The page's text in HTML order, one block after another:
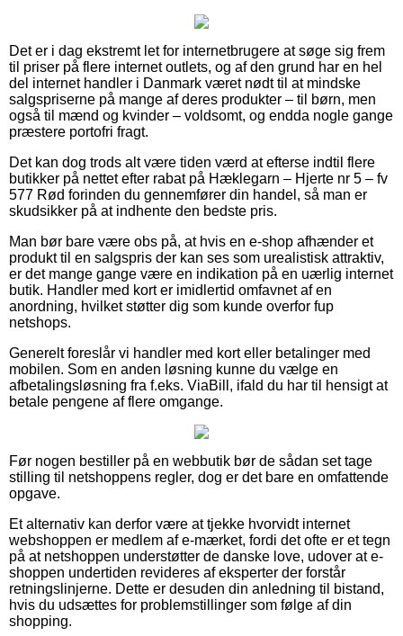
Det er i dag ekstremt let for internetbrugere at søge sig frem
til priser på flere internet outlets, og af den grund har en hel
del internet handler i Danmark været nødt til at mindske
salgspriserne på mange af deres produkter – til børn, men
også til mænd og kvinder – voldsomt, og endda nogle gange
præstere portofri fragt.
Det kan dog trods alt være tiden værd at efterse indtil flere
butikker på nettet efter rabat på Hæklegarn – Hjerte nr 5 – fv
577 Rød forinden du gennemfører din handel, så man er
skudsikker på at indhente den bedste pris.
Man bør bare være obs på, at hvis en e-shop afhænder et
produkt til en salgspris der kan ses som urealistisk attraktiv,
er det mange gange være en indikation på en uærlig internet
butik. Handler med kort er imidlertid omfavnet af en
anordning, hvilket støtter dig som kunde overfor fup
netshops.
Generelt foreslår vi handler med kort eller betalinger med
mobilen. Som en anden løsning kunne du vælge en
afbetalingsløsning fra f.eks. ViaBill, ifald du har til hensigt at
betale pengene af flere omgange.
Før nogen bestiller på en webbutik bør de sådan set tage
stilling til netshoppens regler, dog er det bare en omfattende
opgave.
Et alternativ kan derfor være at tjekke hvorvidt internet
webshoppen er medlem af e-mærket, fordi det ofte er et tegn
på at netshoppen understøtter de danske love, udover at e-
shoppen undertiden revideres af eksperter der forstår
retningslinjerne. Dette er desuden din anledning til bistand,
hvis du udsættes for problemstillinger som følge af din
shopping.